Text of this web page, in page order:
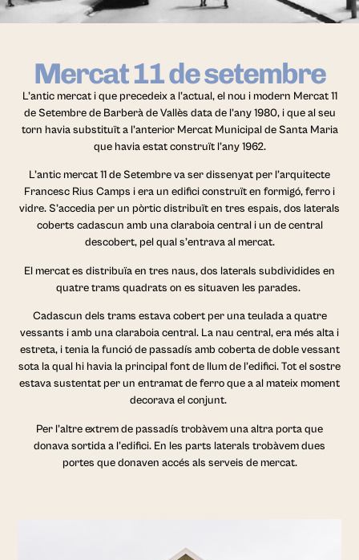
Mercat 11 de setembre
L’antic mercat i que precedeix a l’actual, el nou i modern Mercat 11
de Setembre de Barberà de Vallès data de l’any 1980, i que al seu
torn havia substituït a l’anterior Mercat Municipal de Santa Maria
que havia estat construït l’any 1962.
L’antic mercat 11 de Setembre va ser dissenyat per l’arquitecte
Francesc Rius Camps i era un edifici construït en formigó, ferro i
vidre. S’accedia per un pòrtic distribuït en tres espais, dos laterals
coberts cadascun amb una claraboia central i un de central
descobert, pel qual s’entrava al mercat.
El mercat es distribuïa en tres naus, dos laterals subdividides en
quatre trams quadrats on es situaven les parades.
Cadascun dels trams estava cobert per una teulada a quatre
vessants i amb una claraboia central. La nau central, era més alta i
estreta, i tenia la funció de passadís amb coberta de doble vessant
sota la qual hi havia la principal font de llum de l’edifici.Tot el sostre
estava sustentat per un entramat de ferro que a al mateix moment
decorava el conjunt.
Per l’altre extrem de passadís trobàvem una altra porta que
donava sortida a l’edifici. En les parts laterals trobàvem dues
portes que donaven accés als serveis de mercat.